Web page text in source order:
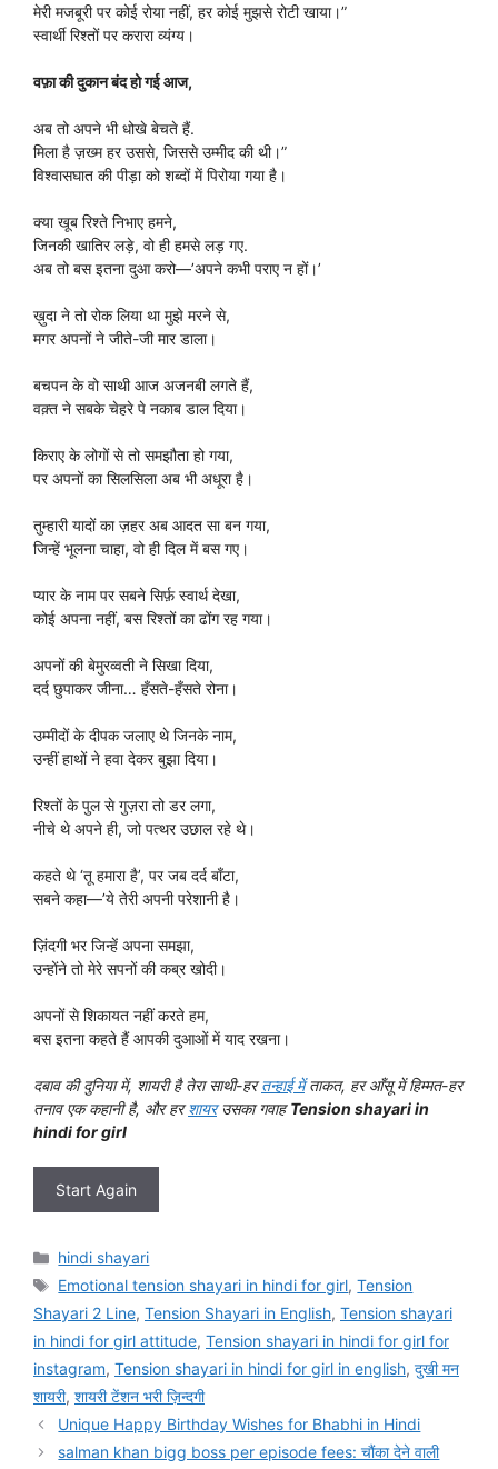
मेरी मजबूरी पर कोई रोया नहीं, हर कोई मुझसे रोटी खाया।”
स्वार्थी रिश्तों पर करारा व्यंग्य।
वफ़ा की दुकान बंद हो गई आज,
अब तो अपने भी धोखे बेचते हैं.
मिला है ज़ख्म हर उससे, जिससे उम्मीद की थी।”
विश्वासघात की पीड़ा को शब्दों में पिरोया गया है।
क्या खूब रिश्ते निभाए हमने,
जिनकी खातिर लड़े, वो ही हमसे लड़ गए.
अब तो बस इतना दुआ करो—’अपने कभी पराए न हों।’
ख़ुदा ने तो रोक लिया था मुझे मरने से,
मगर अपनों ने जीते-जी मार डाला।
बचपन के वो साथी आज अजनबी लगते हैं,
वक़्त ने सबके चेहरे पे नकाब डाल दिया।
किराए के लोगों से तो समझौता हो गया,
पर अपनों का सिलसिला अब भी अधूरा है।
तुम्हारी यादों का ज़हर अब आदत सा बन गया,
जिन्हें भूलना चाहा, वो ही दिल में बस गए।
प्यार के नाम पर सबने सिर्फ़ स्वार्थ देखा,
कोई अपना नहीं, बस रिश्तों का ढोंग रह गया।
अपनों की बेमुरव्वती ने सिखा दिया,
दर्द छुपाकर जीना… हँसते-हँसते रोना।
उम्मीदों के दीपक जलाए थे जिनके नाम,
उन्हीं हाथों ने हवा देकर बुझा दिया।
रिश्तों के पुल से गुज़रा तो डर लगा,
नीचे थे अपने ही, जो पत्थर उछाल रहे थे।
कहते थे ‘तू हमारा है’, पर जब दर्द बाँटा,
सबने कहा—’ये तेरी अपनी परेशानी है।
ज़िंदगी भर जिन्हें अपना समझा,
उन्होंने तो मेरे सपनों की कब्र खोदी।
अपनों से शिकायत नहीं करते हम,
बस इतना कहते हैं आपकी दुआओं में याद रखना।
दबाव की दुनिया में, शायरी है तेरा साथी-हरतन्हाई मेंताकत, हर आँसू में हिम्मत-हर
तनाव एक कहानी है, और हरशायरउसका गवाहTension shayari in
hindi for girl
Start Again
Categories
hindi shayari
Tags
Emotional tension shayari in hindi for girl,Tension
Shayari 2 Line, Tension Shayari in English, Tension shayari
in hindi for girl attitude, Tension shayari in hindi for girl for
instagram, Tension shayari in hindi for girl in english, दुखी मन
शायरी, शायरी टेंशन भरी ज़िन्दगी
Unique Happy Birthday Wishes for Bhabhi in Hindi
salman khan bigg boss per episode fees: चौंका देने वाली